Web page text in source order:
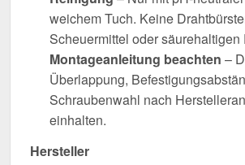
weichem Tuch. Keine
Scheuermittel oder säurehaltigen
Montageanleitung beachten –
Überlappung,
Schraubenwahl nach
einhalten.
Hersteller